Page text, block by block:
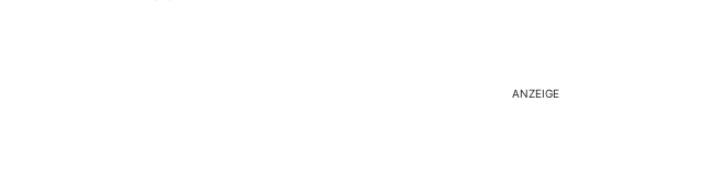
ANZEIGE